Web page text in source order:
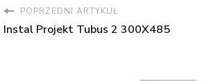
POPRZEDNI ARTYKUŁ
Instal Projekt Tubus 2 300X485